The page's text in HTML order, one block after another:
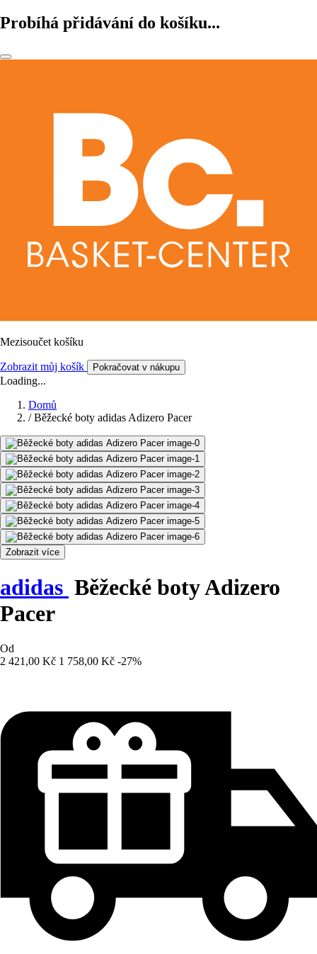
Probíhá přidávání do košíku...
Mezisoučet košíku
Zobrazit můj košík Pokračovat v nákupu
Loading...
Domů
/ Běžecké boty adidas Adizero Pacer
Zobrazit více
adidas Běžecké boty Adizero
Pacer
Od
2 421,00 Kč 1 758,00 Kč -27%